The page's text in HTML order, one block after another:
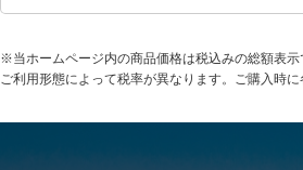
※当ホームページ内の商品価格は税込みの総額表
ご利用形態によって税率が異なります。ご購入時に